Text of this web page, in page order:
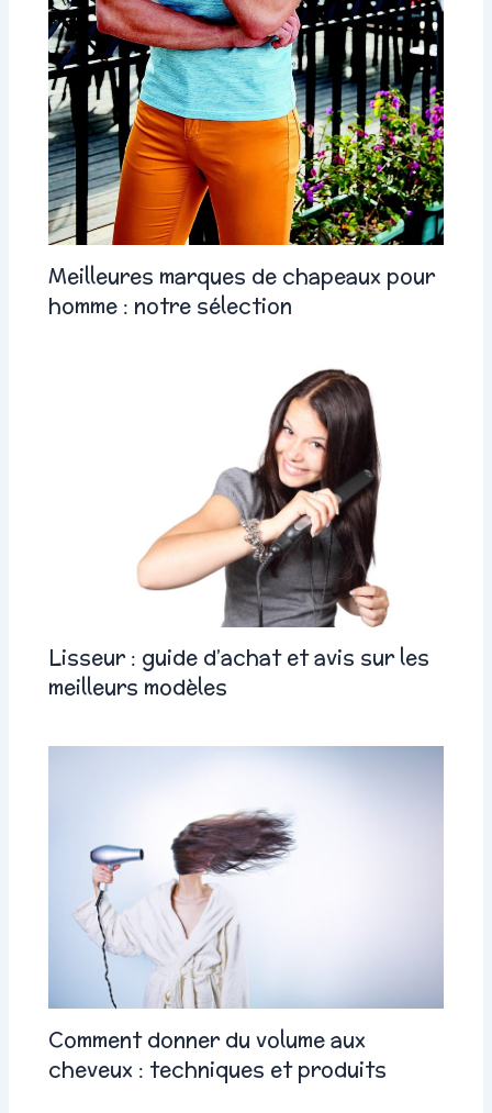
Meilleures marques de chapeaux pour
homme : notre sélection
Lisseur : guide d’achat et avis sur les
meilleurs modèles
Comment donner du volume aux
cheveux : techniques et produits